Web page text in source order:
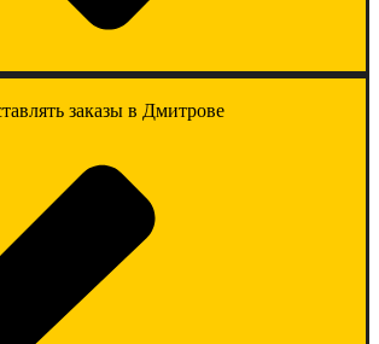
заказы в Дмитрове